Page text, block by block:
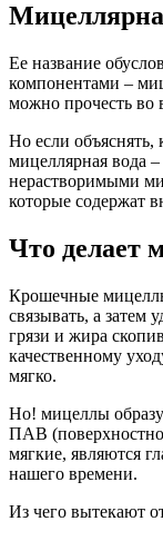
Ее название
компонентами –
можно прочесть
Но если объяснять,
мицеллярная вода
нерастворимыми
которые содержат
Что делает
Крошечные
связывать, а затем
грязи и жира
качественному
мягко.
Но! мицеллы
ПАВ
мягкие, являются
нашего времени.
Из чего вытекают